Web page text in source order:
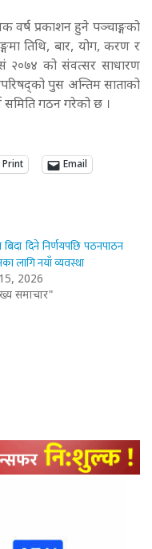
वर्ष प्रकाशन हुने पञ्चाङ्गको
तिथि, बार, योग, करण र
२०७४ को संवत्सर साधारण
पुस अन्तिम साताको
समिति गठन गरेको छ ।
Print Email
दिने निर्णयपछि पठनपाठन
लागि नयाँ व्यवस्था
2026
समाचार"